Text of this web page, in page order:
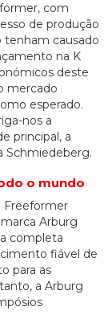
com
de produção
tenham causado
na K
deste
mercado
esperado.
nos a
principal, a
Schmiedeberg.
o mundo
Freeformer
Arburg
completa
fiável de
para as
a Arburg